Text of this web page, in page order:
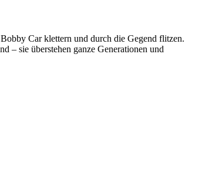
Car klettern und durch die Gegend flitzen.
– sie überstehen ganze Generationen und